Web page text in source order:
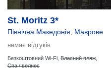
St. Moritz 3*
Північна Македонія Маврове
немає відгуків
Безкоштовний Wi-Fi, Власний пляж
Спа / велнес